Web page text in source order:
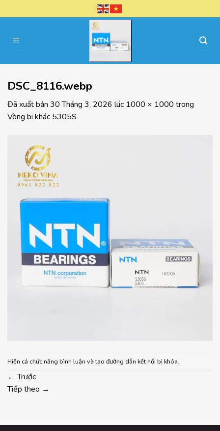
đến
dung
DSC_8116.webp
Đã xuất bản 30 Tháng 3, 2026 lúc 1000 × 1000 trong
Vòng bi khác 5305S
Hiện cả chức năng bình luận và tạo đường dẫn kết nối bị khóa.
← Trước
Tiếp theo →